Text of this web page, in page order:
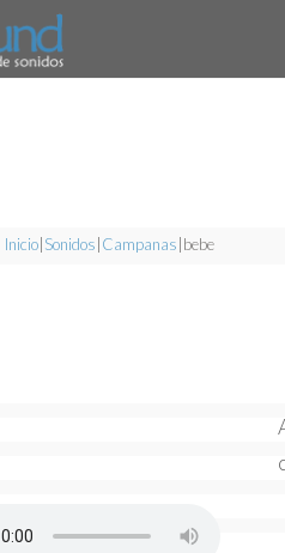
Inicio Sonidos Campanas bebe